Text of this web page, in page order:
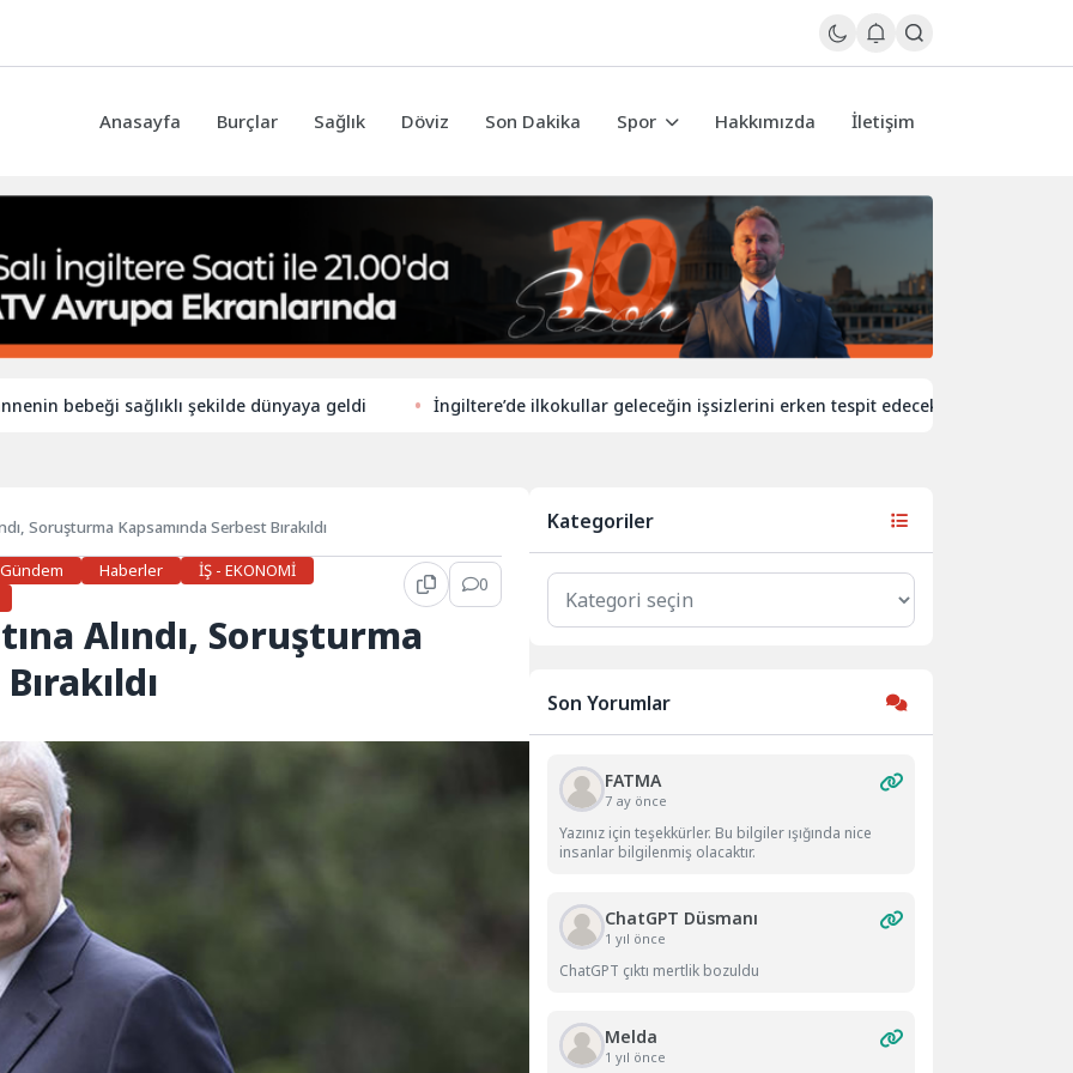
Anasayfa Burçlar Sağlık Döviz Son Dakika Spor Hakkımızda İletişim
sağlıklı şekilde dünyaya geldi İngiltere’de ilkokullar geleceğin işsizlerini erken tespit edecek İngiltere’de
Soruşturma Kapsamında Serbest Bırakıldı
Gündem Haberler
İŞ - EKONOMİ
0
Alındı, Soruşturma
Kategoriler
Kategoriler
Son Yorumlar
FATMA
7 ay önce
Yazınız için teşekkürler. Bu bilgiler ışığında nice
insanlar bilgilenmiş olacaktır.
ChatGPT Düsmanı
1 yıl önce
ChatGPT çıktı mertlik bozuldu
Melda
1 yıl önce